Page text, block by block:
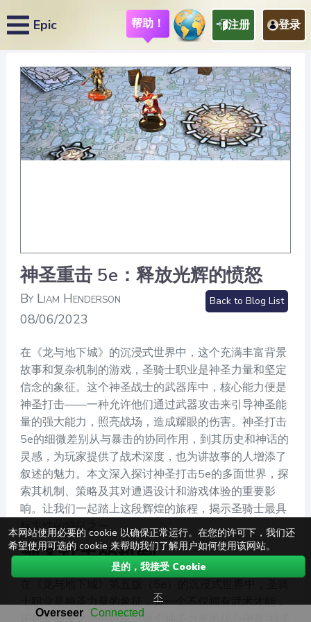
Epic 帮助！ 注册 登录
神圣重击 5e：释放光辉的愤怒
By Liam Henderson
08/06/2023
Back to Blog List
在《龙与地下城》的沉浸式世界中，这个充满丰富背景
故事和复杂机制的游戏，圣骑士职业是神圣力量和坚定
信念的象征。这个神圣战士的武器库中，核心能力便是
神圣打击——一种允许他们通过武器攻击来引导神圣能
量的强大能力，照亮战场，造成耀眼的伤害。神圣打击
5e的细微差别从与暴击的协同作用，到其历史和神话的
灵感，为玩家提供了战术深度，也为讲故事的人增添了
叙述的魅力。本文深入探讨神圣打击5e的多面世界，探
索其机制、策略及其对遭遇设计和游戏体验的重要影
响。让我们一起踏上这段辉煌的旅程，揭示圣骑士最具
标志性的特征之一。
神圣打击的机制
士职业是神圣力量的象征，是一个不仅拥有武术才能，
本网站使用必要的 cookie 以确保正常运行。在您的许可下，我们还
希望使用可选的 cookie 来帮助我们了解用户如何使用该网站。
是的，我接受 Cookie
不